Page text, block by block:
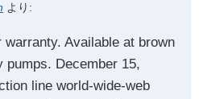
より:
Available at brown
December 15,
line world-wide-web